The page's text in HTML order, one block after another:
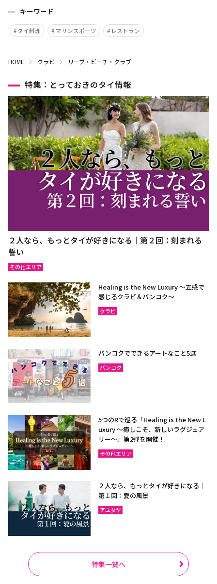
キーワード
タイ料理 マリンスポーツ レストラン
HOME クラビ リーブ・ビーチ・クラブ
特集：とっておきのタイ情報
２人なら、もっとタイが好きになる｜第２回：刻まれる
誓い
その他エリア
Healing is the New Luxury ～五感で
感じるクラビ＆バンコク～
クラビ
バンコクでできるアートなこと5選
バンコク
5つのRで巡る「Healing is the New L
uxury ～癒しこそ、新しいラグジュア
リー〜」第2弾を開催！
その他エリア
２人なら、もっとタイが好きになる｜
第１回：愛の風景
アユタヤ
特集一覧へ